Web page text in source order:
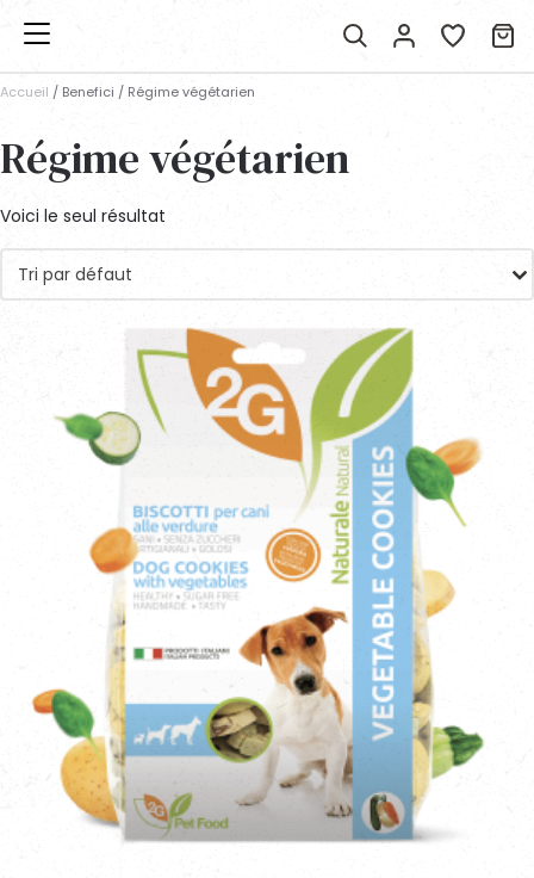
Accueil / Benefici / Régime végétarien
Régime végétarien
Voici le seul résultat
Tri par défaut